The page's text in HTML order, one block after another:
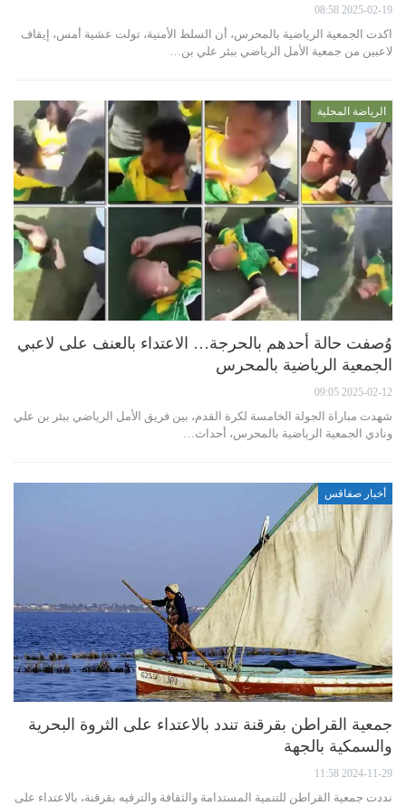
2025-02-19 08:58
اكدت الجمعية الرياضية بالمحرس، أن السلط الأمنية، تولت عشية أمس، إيقاف
لاعبين من جمعية الأمل الرياضي ببئر علي بن…
الرياضة المحلية
وُصفت حالة أحدهم بالحرجة… الاعتداء بالعنف على لاعبي
الجمعية الرياضية بالمحرس
2025-02-12 09:05
شهدت مباراة الجولة الخامسة لكرة القدم، بين فريق الأمل الرياضي ببئر بن علي
ونادي الجمعية الرياضية بالمحرس، أحداث…
أخبار صفاقس
جمعية القراطن بقرقنة تندد بالاعتداء على الثروة البحرية
والسمكية بالجهة
2024-11-29 11:58
نددت جمعية القراطن للتنمية المستدامة والثقافة والترفيه بقرقنة، بالاعتداء على